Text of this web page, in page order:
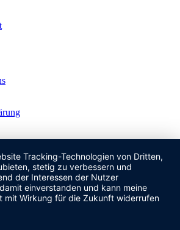
Tracking-Technologien von Dritten,
stetig zu verbessern und
der Interessen der Nutzer
einverstanden und kann meine
mit Wirkung für die Zukunft widerrufen